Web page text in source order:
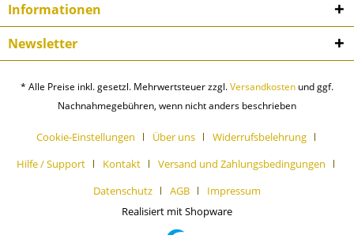
Informationen
Newsletter
* Alle Preise inkl. gesetzl. Mehrwertsteuer zzgl.Versandkosten und ggf.
Nachnahmegebühren, wenn nicht anders beschrieben
Cookie-Einstellungen Über uns
Widerrufsbelehrung
Hilfe / Support
Kontakt
Versand und Zahlungsbedingungen
Datenschutz
AGB
Impressum
Realisiert mit Shopware